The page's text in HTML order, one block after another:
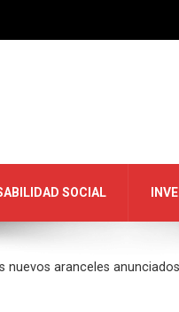
SOCIAL
nuevos aranceles